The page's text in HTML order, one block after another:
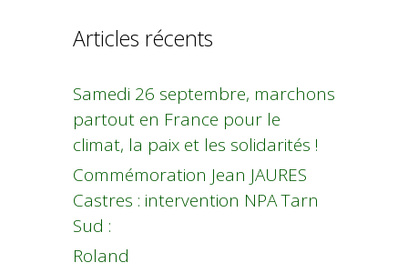
Articles récents
Samedi 26 septembre, marchons
partout en France pour le
climat, la paix et les solidarités !
Commémoration Jean JAURES
Castres : intervention NPA Tarn
Sud :
Roland